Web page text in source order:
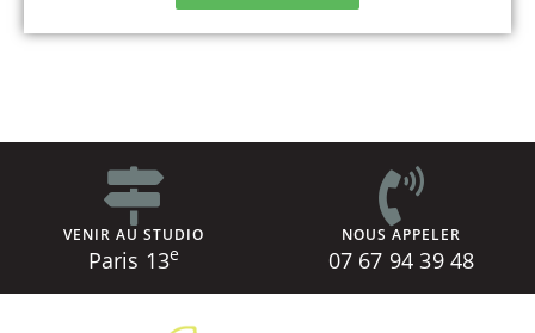
VENIR AU STUDIO
Paris 13e
NOUS APPELER
07 67 94 39 48